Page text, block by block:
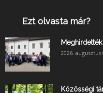
Ezt olvasta már?
2026. augusztus
Közösségi